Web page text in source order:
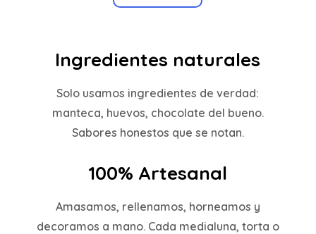
Ingredientes naturales
Solo usamos ingredientes de verdad:
manteca, huevos, chocolate del bueno.
Sabores honestos que se notan.
100% Artesanal
Amasamos, rellenamos, horneamos y
decoramos a mano. Cada medialuna, torta o